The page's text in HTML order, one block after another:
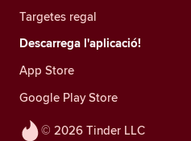
© 2026 Tinder LLC
Targetes regal
Descarrega l'aplicació!
App Store
Google Play Store